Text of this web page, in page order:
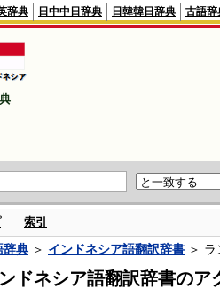
辞典 日中中日辞典 日韓韓日辞典 古語辞
索引
辞典 ＞ インドネシア語翻訳辞書 ＞
ドネシア語翻訳辞書のア